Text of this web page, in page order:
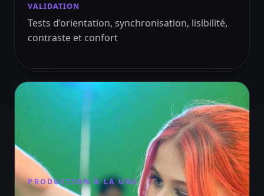
VALIDATION
Tests d’orientation, synchronisation, lisibilité,
contraste et confort
PRODUCTION À LA UNE